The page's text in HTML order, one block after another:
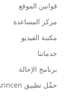
قوانين الموقع
مركز المساعدة
مكتبة الفيديو
خدماتنا
برنامج الإحالة
حمِّل تطبيق Arincen